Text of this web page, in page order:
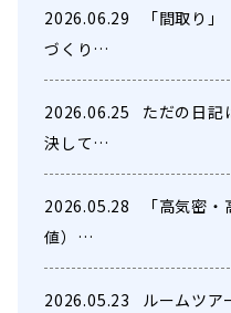
2026.06.29
「間取り
づくり…
2026.06.25
ただの日記
決して…
2026.05.28
「高気密
値）…
2026.05.23
ルームツア